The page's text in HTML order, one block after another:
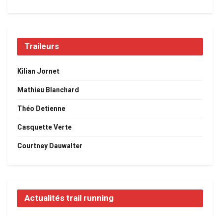
Traileurs
Kilian Jornet
Mathieu Blanchard
Théo Detienne
Casquette Verte
Courtney Dauwalter
Actualités trail running